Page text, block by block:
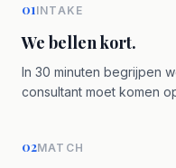
01INTAKE
We bellen kort.
In 30 minuten begrijpen
consultant moet komen
02MATCH